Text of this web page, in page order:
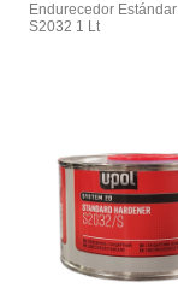
Endurecedor Estándar
S2032 1 Lt